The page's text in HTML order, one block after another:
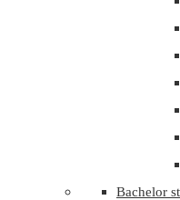
Bachelor